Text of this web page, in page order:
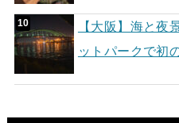
【大阪】海と夜
ットパークで初